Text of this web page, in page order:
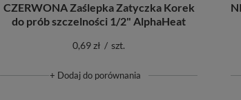
CZERWONA Zaślepka Zatyczka Korek
do prób szczelności 1/2" AlphaHeat
0,69 zł / szt.
+ Dodaj do porównania